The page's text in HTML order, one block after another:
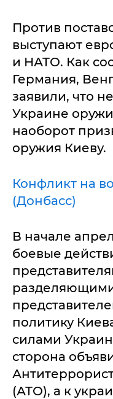
Против
выступают
и НАТО. Как
Германия,
заявили, что
Украине
наоборот
оружия Киеву.
Конфликт на
(Донбасс)
В начале
боевые
политику
силами
сторона
(АТО), а к